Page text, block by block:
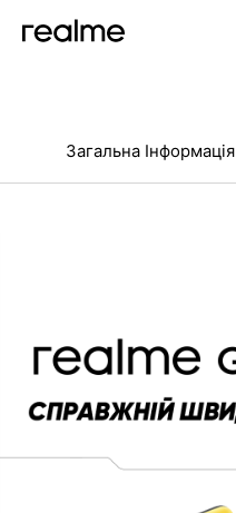
Загальна Інформація